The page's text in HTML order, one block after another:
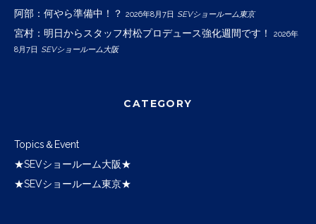
阿部：何やら準備中！？ 2026年8月7日 SEVショールーム東京
宮村：明日からスタッフ村松プロデュース強化週間です！
2026年
8月7日 SEVショールーム大阪
CATEGORY
Topics＆Event
★SEVショールーム大阪★
★SEVショールーム東京★